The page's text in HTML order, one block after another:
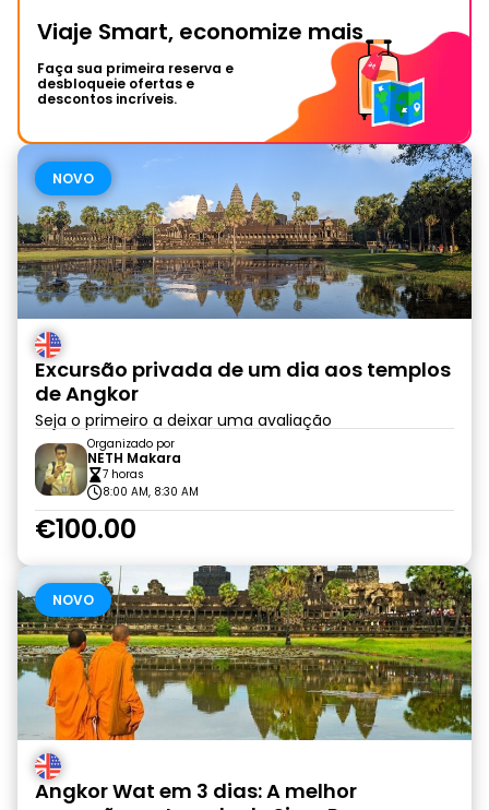
Viaje Smart, economize mais
Faça sua primeira reserva e
desbloqueie ofertas e
descontos incríveis.
NOVO
Excursão privada de um dia aos templos
de Angkor
Seja o primeiro a deixar uma avaliação
Organizado por
NETH Makara
7 horas
8:00 AM, 8:30 AM
€100.00
NOVO
Angkor Wat em 3 dias: A melhor